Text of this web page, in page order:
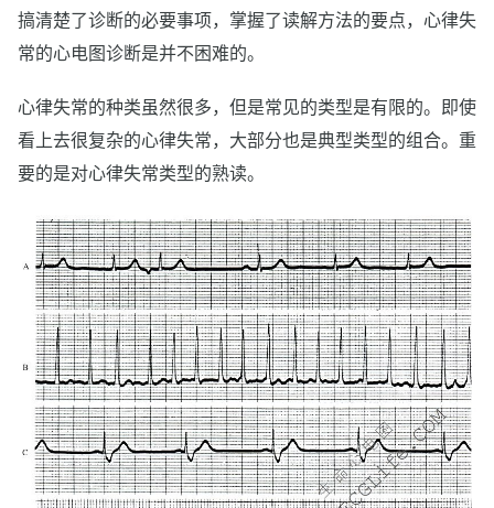
搞清楚了诊断的必要事项，掌握了读解方法的要点，心律失
常的心电图诊断是并不困难的。
心律失常的种类虽然很多，但是常见的类型是有限的。即使
看上去很复杂的心律失常，大部分也是典型类型的组合。重
要的是对心律失常类型的熟读。